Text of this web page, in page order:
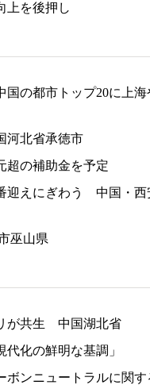
上を後押し
国の都市トップ20に上海
河北省承徳市
超の補助金を予定
迎えにぎわう 中国・西
巫山県
が共生 中国湖北省
化の鮮明な基調」
ボンニュートラルに関す